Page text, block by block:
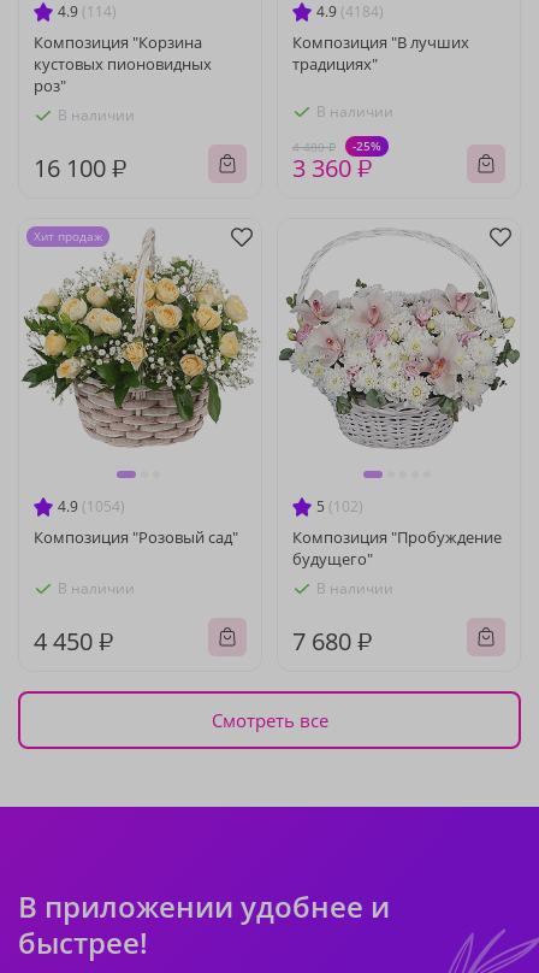
4.9 (114)
Композиция "Корзина
кустовых пионовидных
роз"
В наличии
16 100 ₽
4.9 (4184)
Композиция "В лучших
традициях"
В наличии
4 480 ₽ -25%
3 360 ₽
4.9 (1054)
Композиция "Розовый сад"
В наличии
4 450 ₽
Хит продаж
5 (102)
Композиция "Пробуждение
будущего"
В наличии
7 680 ₽
Смотреть все
В приложении удобнее и
быстрее!